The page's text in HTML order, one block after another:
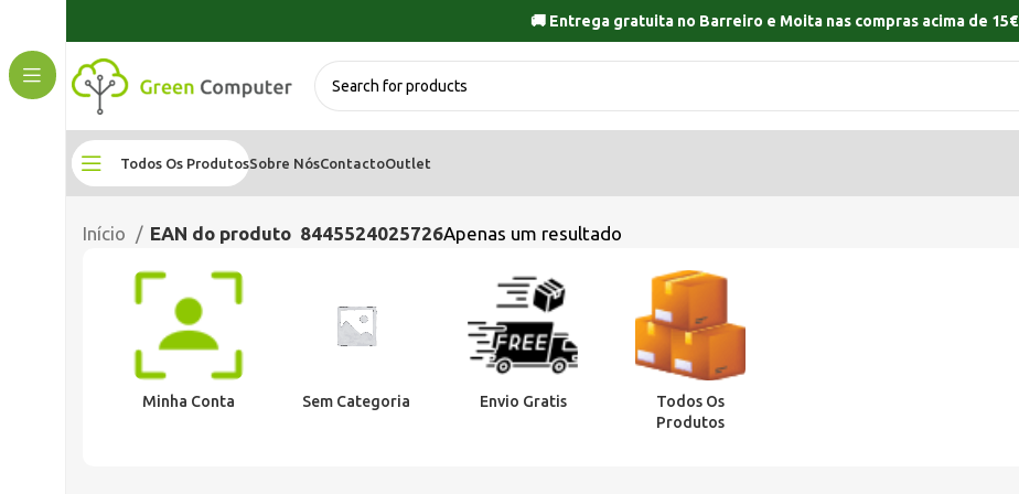
🚚 Entrega gratuita no Barreiro e Moita nas compras acima de 15€
Todos Os ProdutosSobre NósContactoOutlet
Início EAN do produto 8445524025726Apenas um resultado
Minha Conta Sem Categoria Envio Gratis
Todos Os
Produtos